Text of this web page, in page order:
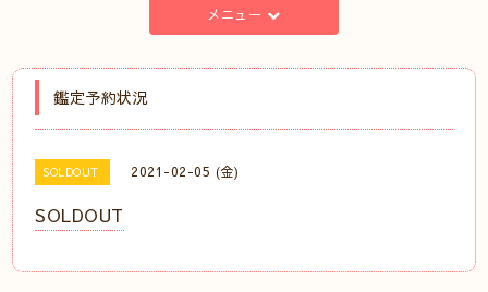
メニュー
鑑定予約状況
SOLDOUT 2021-02-05 (金)
SOLDOUT